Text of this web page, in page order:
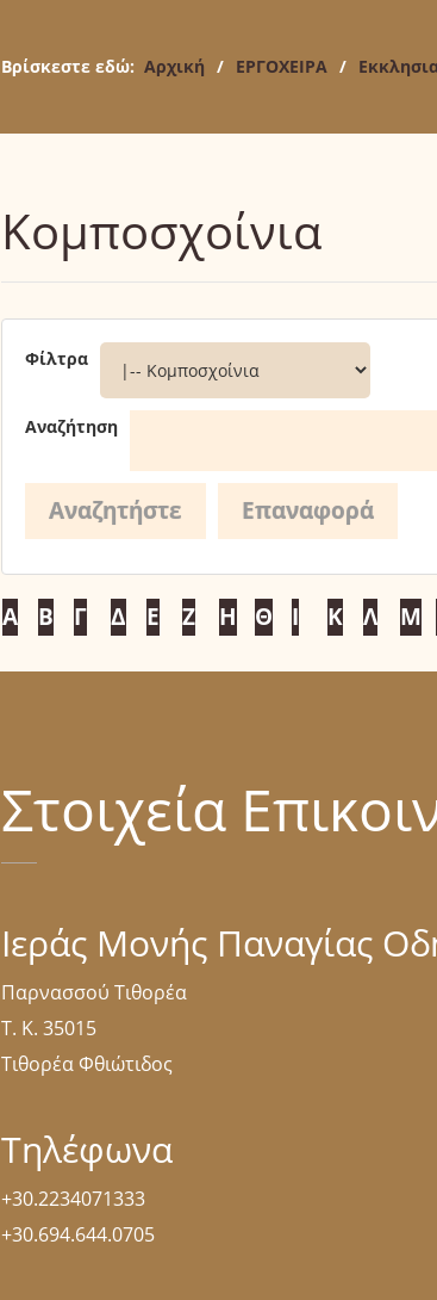
Βρίσκεστε εδώ: Αρχική / ΕΡΓΟΧΕΙΡΑ /
Κομποσχοίνια
Φίλτρα
Αναζήτηση
Α Β Γ Δ Ε Ζ Η Θ Ι Κ Λ Μ
Στοιχεία
Ιεράς Μονής Παναγίας
Παρνασσού Τιθορέα
Τ. Κ. 35015
Τιθορέα Φθιώτιδος
Τηλέφωνα
+30.2234071333
+30.694.644.0705